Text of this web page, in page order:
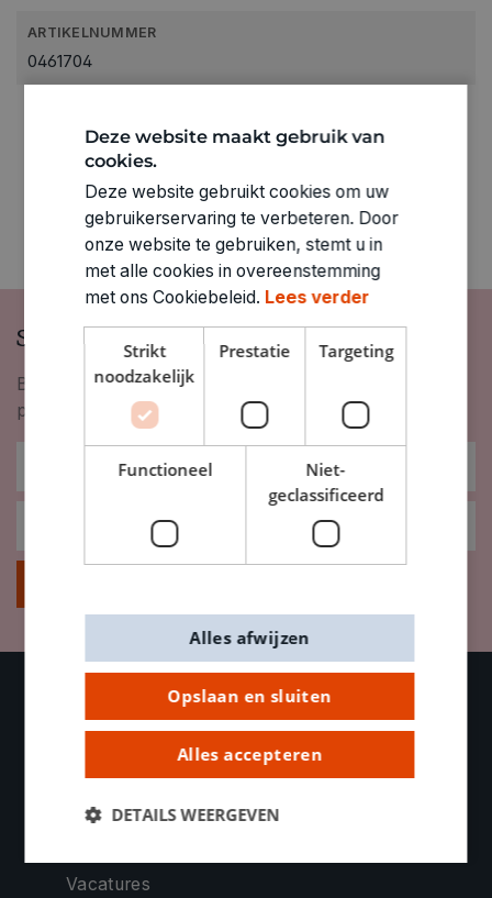
ARTIKELNUMMER
0461704
Schrijf je in op onze nieuwsbrief
Blijf op de hoogte van nieuwigheden, inspiratie,
promoties en meer!
OVER DE BANIER
Contacteer ons
Bedrijfsinformatie
Vacatures
Deze website maakt gebruik van
cookies.
Deze website gebruikt cookies om uw
gebruikerservaring te verbeteren. Door
onze website te gebruiken, stemt u in
met alle cookies in overeenstemming
met ons Cookiebeleid. Lees verder
Strikt
noodzakelijk
Prestatie Targeting
Functioneel
Niet-
geclassificeerd
Opslaan en sluiten
Alles accepteren
Alles afwijzen
DETAILS WEERGEVEN